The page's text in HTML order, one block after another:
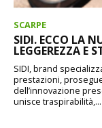
SCARPE
SIDI. ECCO LA
LEGGEREZZA E
SIDI, brand
prestazioni,
dell’innovazione
unisce traspirabilità,...